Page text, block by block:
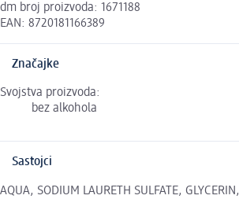
dm broj proizvoda: 1671188
EAN: 8720181166389
Značajke
Svojstva proizvoda:
bez alkohola
Sastojci
AQUA, SODIUM LAURETH SULFATE,